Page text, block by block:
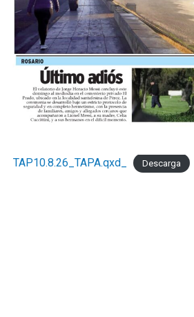
TAP10.8.26_TAPA.qxd_ Descarga